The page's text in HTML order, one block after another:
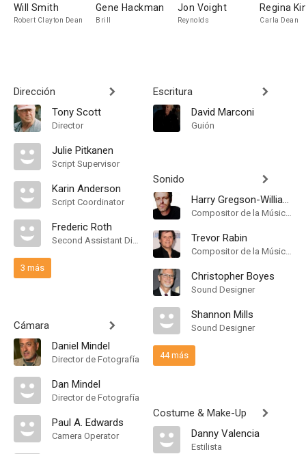
Will Smith
Robert Clayton Dean
Gene Hackman
Brill
Jon Voight
Reynolds
Regina
Carla Dean
Dirección
Tony Scott
Director
Julie Pitkanen
Script Supervisor
Karin Anderson
Script Coordinator
Frederic Roth
Second Assistant Director
3 más
Cámara
Daniel Mindel
Director de Fotografía
Dan Mindel
Director de Fotografía
Paul A. Edwards
Camera Operator
Escritura
David Marconi
Guión
Sonido
Harry Gregson-Williams
Compositor de la Música Original
Trevor Rabin
Compositor de la Música Original
Christopher Boyes
Sound Designer
Shannon Mills
Sound Designer
44 más
Costume & Make-Up
Danny Valencia
Estilista